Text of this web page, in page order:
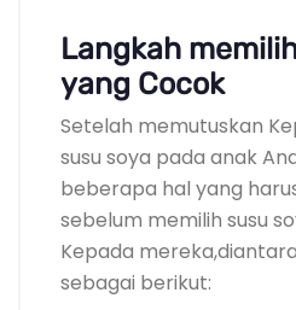
Langkah
yang Cocok
Setelah memutuskan
susu soya pada anak
beberapa hal yang
sebelum memilih susu
Kepada
sebagai berikut: